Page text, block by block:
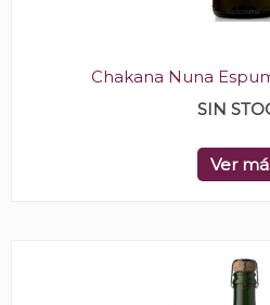
Chakana Nuna
SIN
Ver